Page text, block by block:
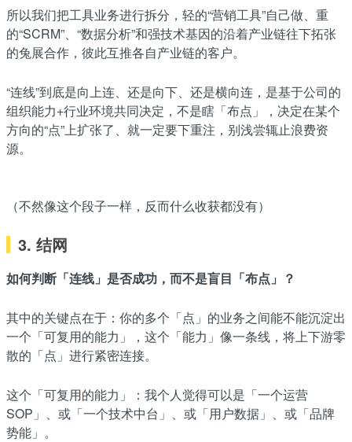
所以我们把工具业务进行拆分，轻的“营销工具”自己做、重
的“SCRM”、“数据分析”和强技术基因的沿着产业链往下拓张
的兔展合作，彼此互推各自产业链的客户。
“连线”到底是向上连、还是向下、还是横向连，是基于公司的
组织能力+行业环境共同决定，不是瞎「布点」，决定在某个
方向的“点”上扩张了、就一定要下重注，别浅尝辄止浪费资
源。
（不然像这个段子一样，反而什么收获都没有）
3. 结网
如何判断「连线」是否成功，而不是盲目「布点」？
其中的关键点在于：你的多个「点」的业务之间能不能沉淀出
一个「可复用的能力」，这个「能力」像一条线，将上下游零
散的「点」进行紧密连接。
这个「可复用的能力」：我个人觉得可以是「一个运营
SOP」、或「一个技术中台」、或「用户数据」、或「品牌
势能」。